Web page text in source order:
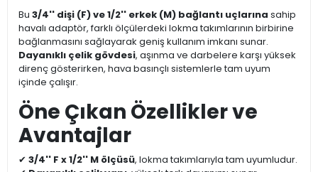
Bu 3/4'' dişi (F) ve 1/2'' erkek (M) bağlantı uçlarına sahip
havalı adaptör, farklı ölçülerdeki lokma takımlarının birbirine
bağlanmasını sağlayarak geniş kullanım imkanı sunar.
Dayanıklı çelik gövdesi, aşınma ve darbelere karşı yüksek
direnç gösterirken, hava basınçlı sistemlerle tam uyum
içinde çalışır.
Öne Çıkan Özellikler ve
Avantajlar
✔ 3/4'' F x 1/2'' M ölçüsü, lokma takımlarıyla tam uyumludur.